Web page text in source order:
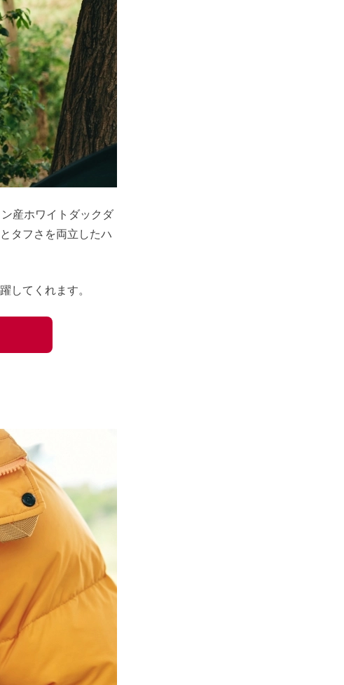
産ホワイトダックダ
タフさを両立したハ
してくれます。